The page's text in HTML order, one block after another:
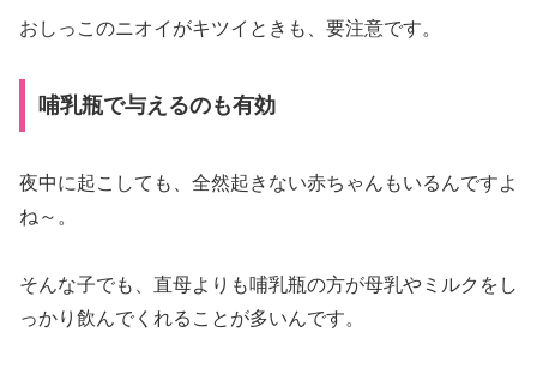
おしっこのニオイがキツイときも、要注意です。
哺乳瓶で与えるのも有効
夜中に起こしても、全然起きない赤ちゃんもいるんですよ
ね～。
そんな子でも、直母よりも哺乳瓶の方が母乳やミルクをし
っかり飲んでくれることが多いんです。